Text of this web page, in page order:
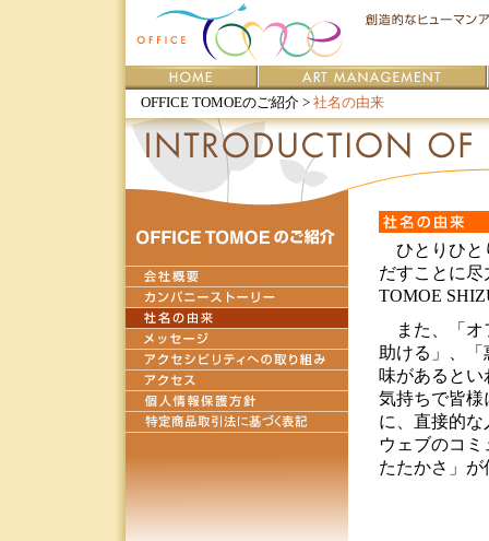
OFFICE TOMOEのご紹介 > 社名の由来
ひとりひと
だすことに
TOMOE
また、「オ
助ける」、
味があると
気持ちで皆様
に、直接的
ウェブのコ
たたかさ」